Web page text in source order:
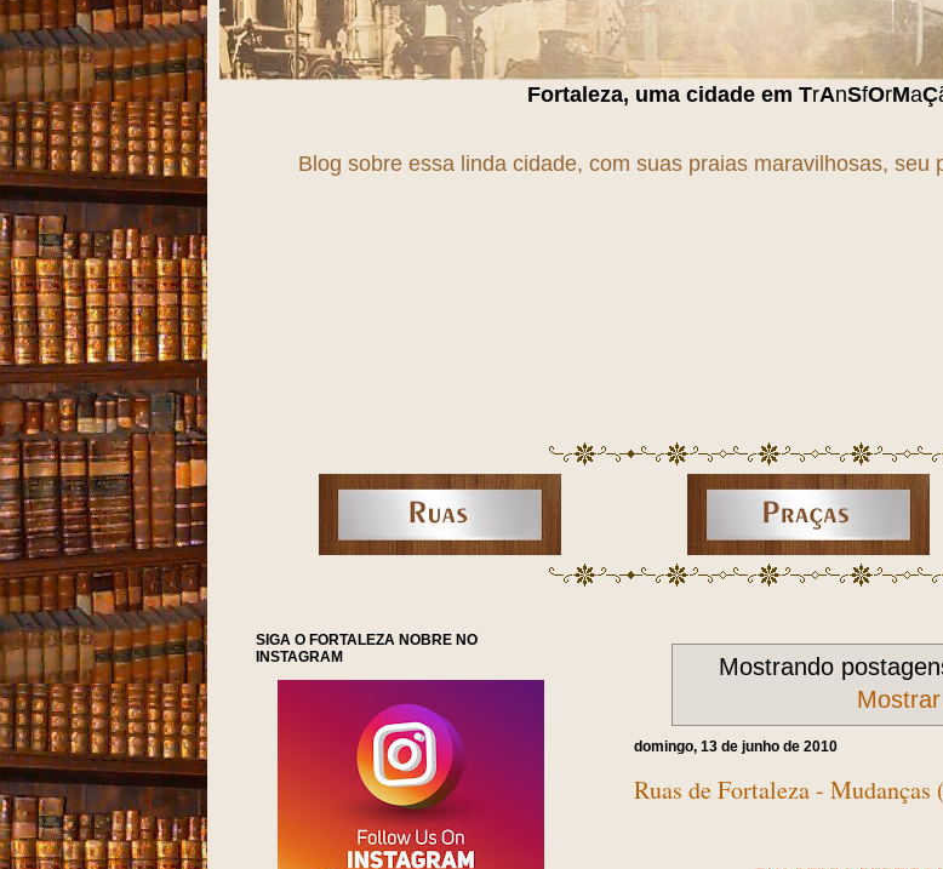
Fortaleza, uma cidade em TrAn SfOrMa ÇãO!!!
Blog sobre essa linda cidade, com suas praias maravilhosas,
Mostrando
domingo, 13 de junho de 2010
Ruas de Fortaleza - Mudanças
SIGA O FORTALEZA NOBRE NO
INSTAGRAM